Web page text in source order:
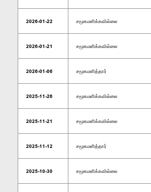
2026-01-22 சமூகமளிக்கவில்லை
2026-01-21 சமூகமளிக்கவில்லை
2026-01-06 சமூகமளித்தார்
2025-11-26 சமூகமளிக்கவில்லை
2025-11-21 சமூகமளிக்கவில்லை
2025-11-12 சமூகமளித்தார்
2025-10-30 சமூகமளிக்கவில்லை